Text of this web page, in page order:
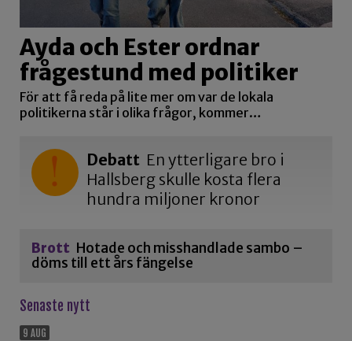
Ayda och Ester ordnar
frågestund med politiker
För att få reda på lite mer om var de lokala
politikerna står i olika frågor, kommer…
Debatt En ytterligare bro i
Hallsberg skulle kosta flera
hundra miljoner kronor
Brott Hotade och misshandlade sambo –
döms till ett års fängelse
Senaste nytt
9 AUG